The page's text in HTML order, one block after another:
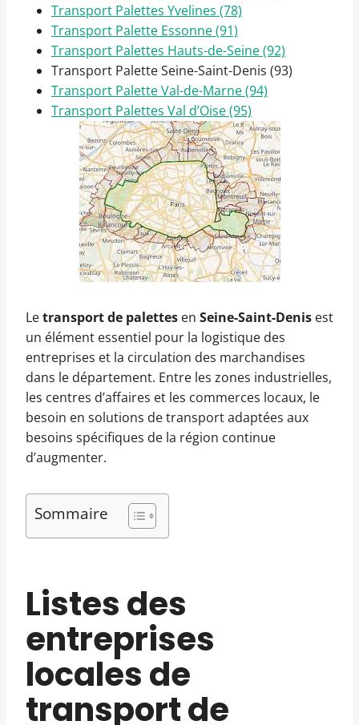
Transport Palettes Yvelines (78)
Transport Palette Essonne (91)
Transport Palettes Hauts-de-Seine (92)
Transport Palette Seine-Saint-Denis (93)
Transport Palette Val-de-Marne (94)
Transport Palettes Val d’Oise (95)
Letransport de palettes en Seine-Saint-Denis est
un élément essentiel pour la logistique des
entreprises et la circulation des marchandises
dans le département. Entre les zones industrielles,
les centres d’affaires et les commerces locaux, le
besoin en solutions de transport adaptées aux
besoins spécifiques de la région continue
d’augmenter.
Sommaire
Listes des
entreprises
locales de
transport de